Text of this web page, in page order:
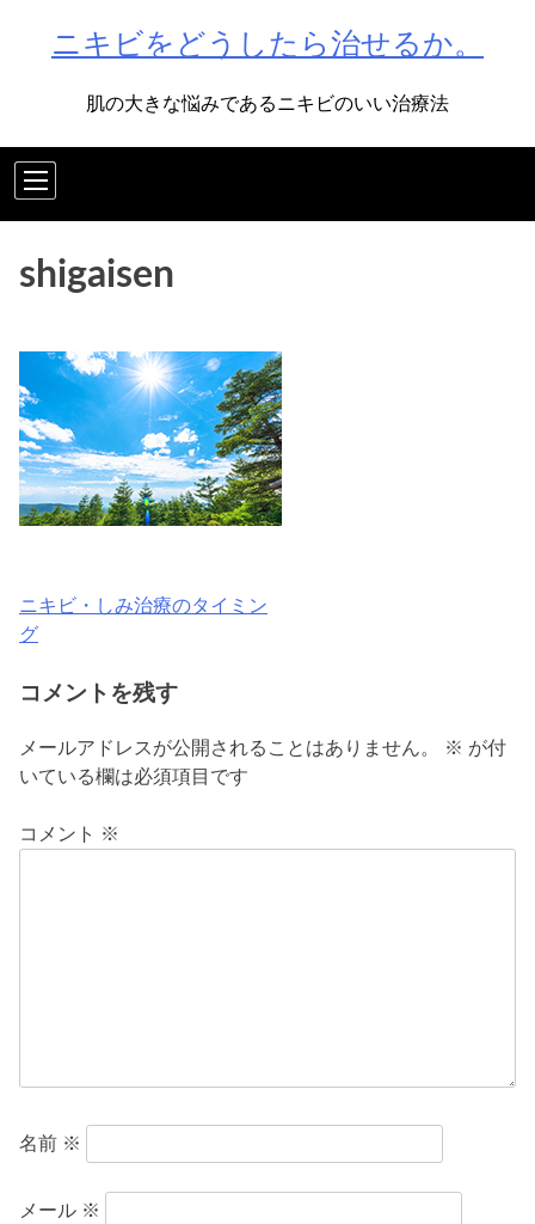
ニキビをどうしたら治せるか。
肌の大きな悩みであるニキビのいい治療法
shigaisen
投
ナ
ビ
ゲ
ー
ニキビ・しみ治療のタイミン
グ
コメントを残す
メールアドレスが公開されることはありません。 ※ が付
いている欄は必須項目です
コメント ※
名前 ※
メール ※